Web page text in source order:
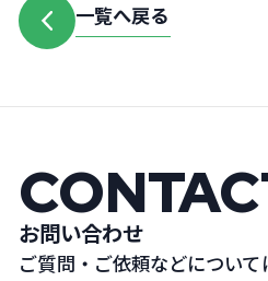
一覧へ戻る
お問い合わせ
ご質問・ご依頼などについ